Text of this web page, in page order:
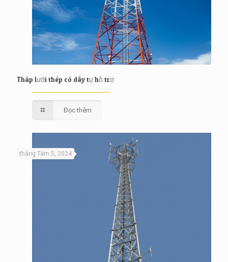
Tháp lưới thép có dây tự hỗ trợ
Đọc thêm
tháng Tám 5, 2024